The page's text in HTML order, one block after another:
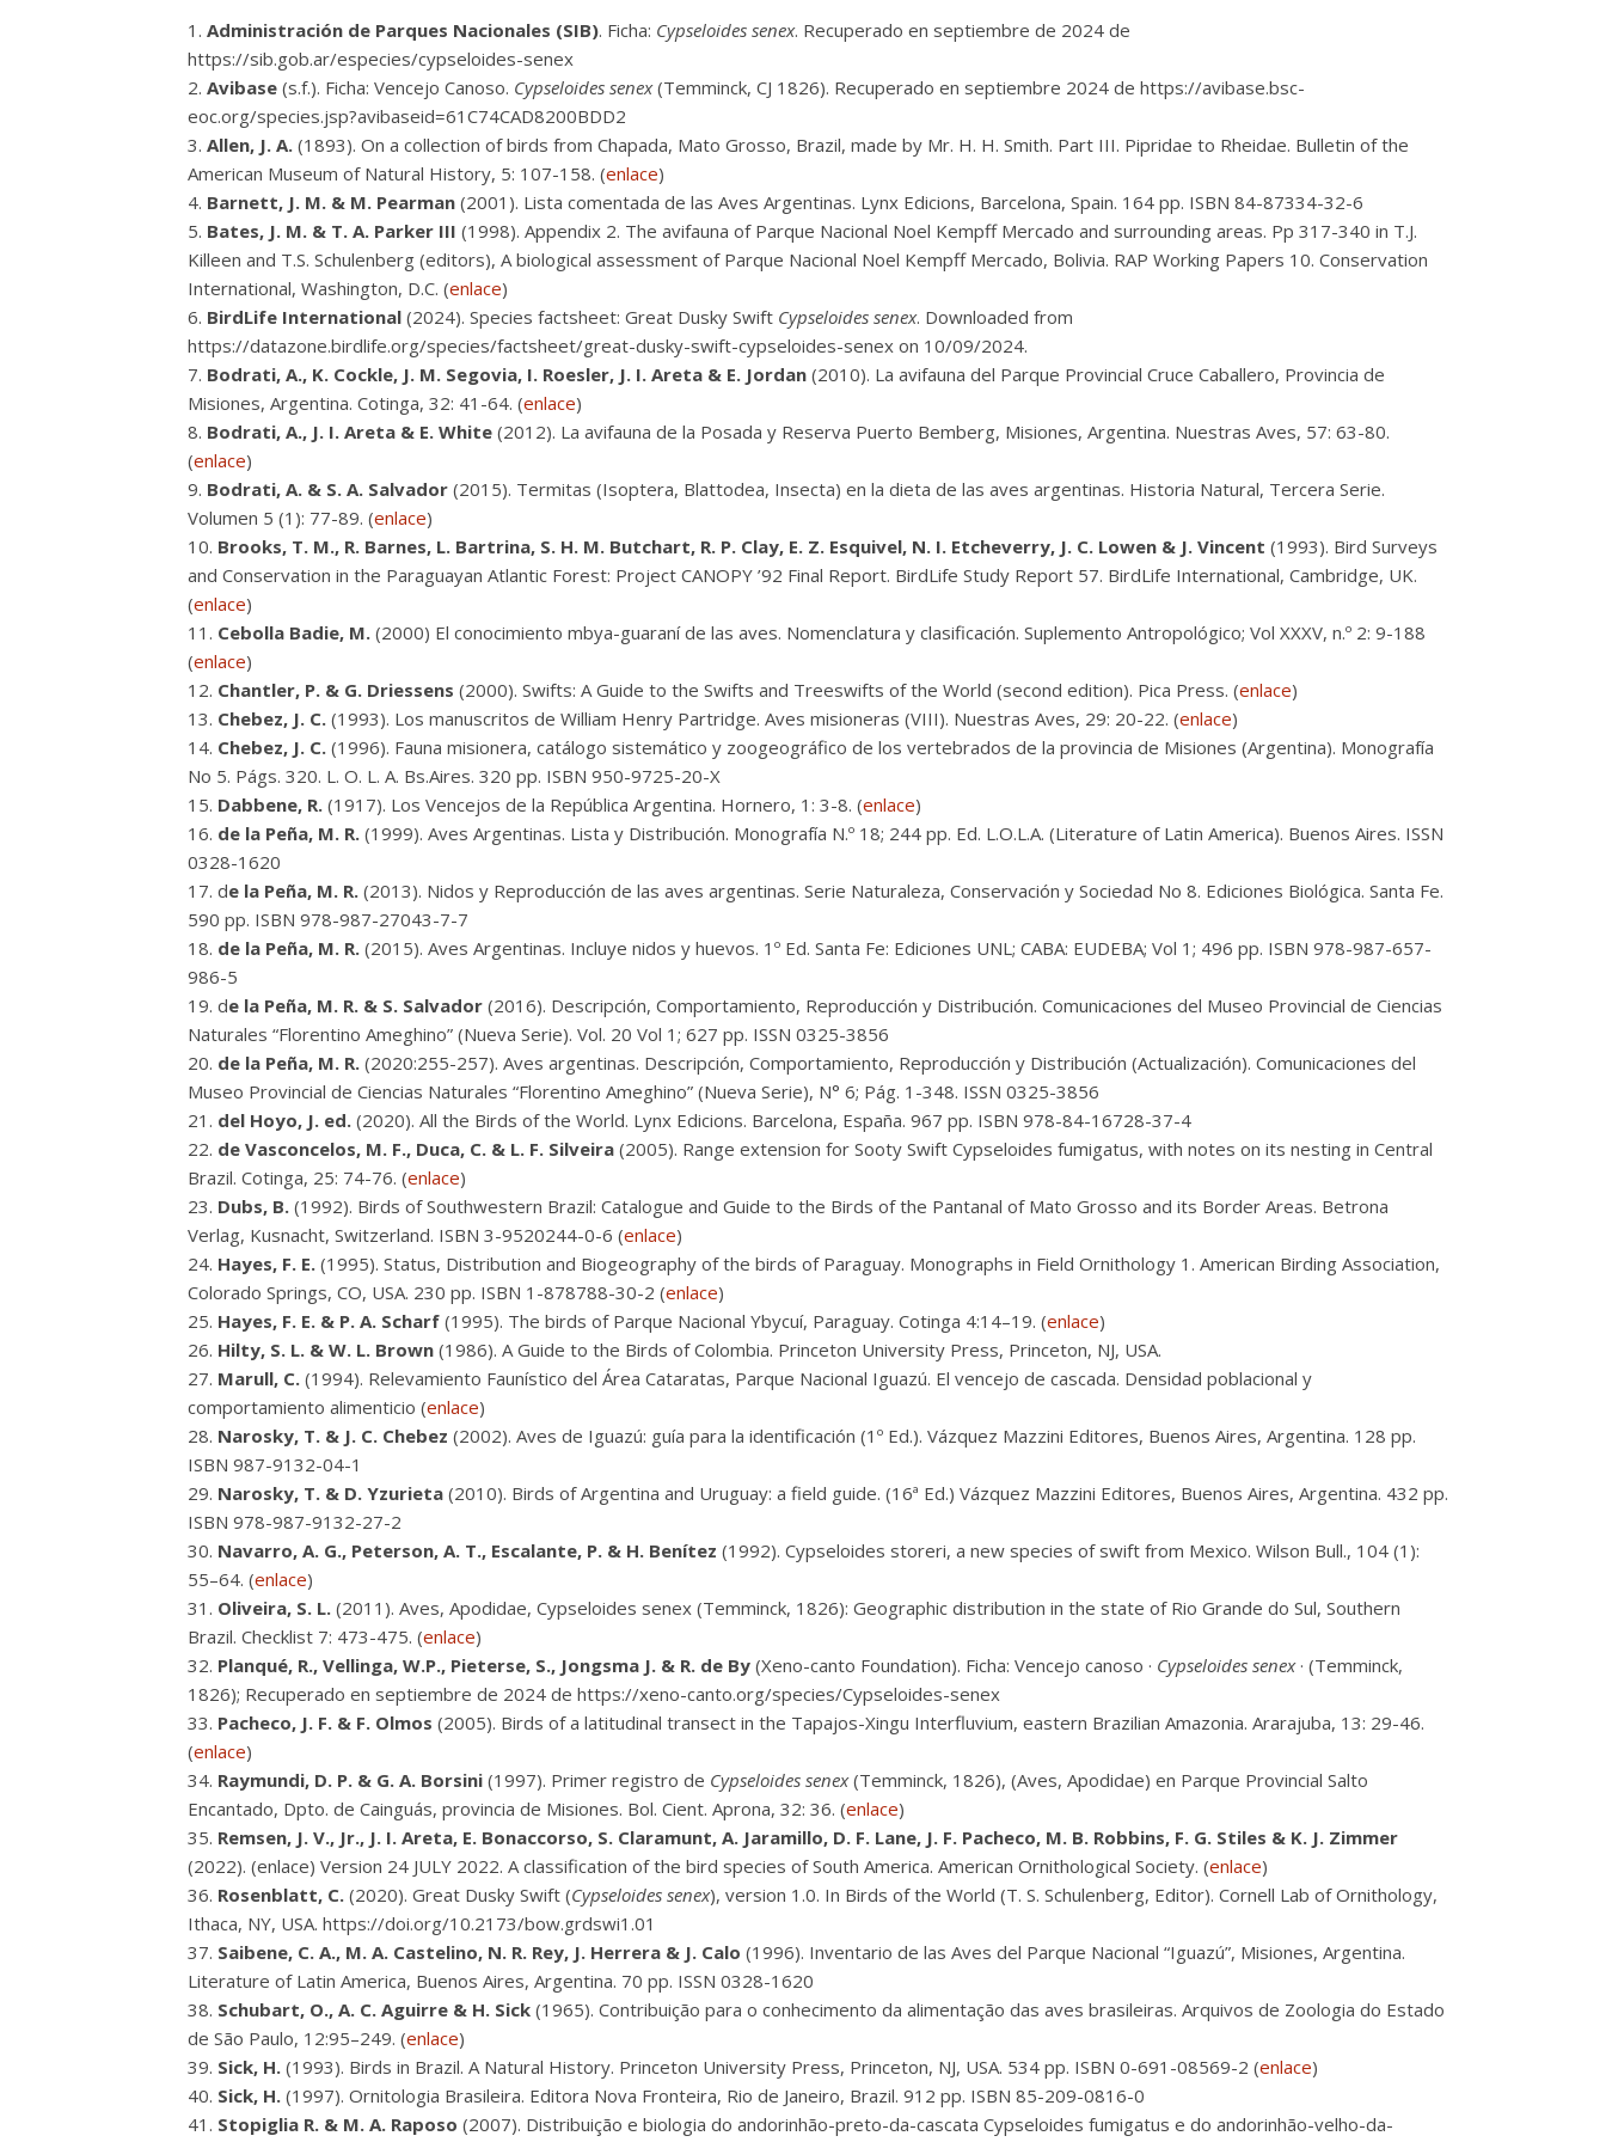
Administración de Parques Nacionales (SIB). Ficha: Cypseloides senex. Recuperado en septiembre de 2024 de
https://sib.gob.ar/especies/cypseloides-senex
Avibase (s.f.). Ficha: Vencejo Canoso. Cypseloides senex(Temminck, CJ 1826). Recuperado en septiembre 2024 de https://avibase.bsc-
eoc.org/species.jsp?avibaseid=61C74CAD8200BDD2
Allen, J. A. (1893). On a collection of birds from Chapada, Mato Grosso, Brazil, made by Mr. H. H. Smith. Part III. Pipridae to Rheidae. Bulletin of the
American Museum of Natural History, 5: 107-158. (enlace)
Barnett, J. M. & M. Pearman (2001). Lista comentada de las Aves Argentinas. Lynx Edicions, Barcelona, Spain. 164 pp. ISBN 84-87334-32-6
Bates, J. M. & T. A. Parker III (1998). Appendix 2. The avifauna of Parque Nacional Noel Kempff Mercado and surrounding areas. Pp 317-340 in T.J.
Killeen and T.S. Schulenberg (editors), A biological assessment of Parque Nacional Noel Kempff Mercado, Bolivia. RAP Working Papers 10. Conservation
International, Washington, D.C. (enlace)
BirdLife International (2024). Species factsheet: Great Dusky Swift Cypseloides senex. Downloaded from
https://datazone.birdlife.org/species/factsheet/great-dusky-swift-cypseloides-senex on 10/09/2024.
Bodrati, A., K. Cockle, J. M. Segovia, I. Roesler, J. I. Areta & E. Jordan (2010). La avifauna del Parque Provincial Cruce Caballero, Provincia de
Misiones, Argentina. Cotinga, 32: 41-64. (enlace)
Bodrati, A., J. I. Areta & E. White (2012). La avifauna de la Posada y Reserva Puerto Bemberg, Misiones, Argentina. Nuestras Aves, 57: 63-80.
(enlace)
Bodrati, A. & S. A. Salvador (2015). Termitas (Isoptera, Blattodea, Insecta) en la dieta de las aves argentinas. Historia Natural, Tercera Serie.
Volumen 5 (1): 77-89. (enlace)
Brooks, T. M., R. Barnes, L. Bartrina, S. H. M. Butchart, R. P. Clay, E. Z. Esquivel, N. I. Etcheverry, J. C. Lowen & J. Vincent (1993). Bird Surveys
and Conservation in the Paraguayan Atlantic Forest: Project CANOPY ’92 Final Report. BirdLife Study Report 57. BirdLife International, Cambridge, UK.
(enlace)
Cebolla Badie, M. (2000) El conocimiento mbya-guaraní de las aves. Nomenclatura y clasificación. Suplemento Antropológico; Vol XXXV, n.º 2: 9-188
(enlace)
Chantler, P. & G. Driessens (2000). Swifts: A Guide to the Swifts and Treeswifts of the World (second edition). Pica Press. (enlace)
Chebez, J. C. (1993). Los manuscritos de William Henry Partridge. Aves misioneras (VIII). Nuestras Aves, 29: 20-22. (enlace)
Chebez, J. C. (1996). Fauna misionera, catálogo sistemático y zoogeográfico de los vertebrados de la provincia de Misiones (Argentina). Monografía
No 5. Págs. 320. L. O. L. A. Bs.Aires. 320 pp. ISBN 950-9725-20-X
Dabbene, R. (1917). Los Vencejos de la República Argentina. Hornero, 1: 3-8. (enlace)
de la Peña, M. R. (1999). Aves Argentinas. Lista y Distribución. Monografía N.º 18; 244 pp. Ed. L.O.L.A. (Literature of Latin America). Buenos Aires. ISSN
0328-1620
de la Peña, M. R. (2013). Nidos y Reproducción de las aves argentinas. Serie Naturaleza, Conservación y Sociedad No 8. Ediciones Biológica. Santa Fe.
590 pp. ISBN 978-987-27043-7-7
de la Peña, M. R. (2015). Aves Argentinas. Incluye nidos y huevos. 1º Ed. Santa Fe: Ediciones UNL; CABA: EUDEBA; Vol 1; 496 pp. ISBN 978-987-657-
986-5
de la Peña, M. R. & S. Salvador (2016). Descripción, Comportamiento, Reproducción y Distribución. Comunicaciones del Museo Provincial de Ciencias
Naturales “Florentino Ameghino” (Nueva Serie). Vol. 20 Vol 1; 627 pp. ISSN 0325-3856
de la Peña, M. R. (2020:255-257). Aves argentinas. Descripción, Comportamiento, Reproducción y Distribución (Actualización). Comunicaciones del
Museo Provincial de Ciencias Naturales “Florentino Ameghino” (Nueva Serie), N° 6; Pág. 1-348. ISSN 0325-3856
del Hoyo, J. ed. (2020). All the Birds of the World. Lynx Edicions. Barcelona, España. 967 pp. ISBN 978-84-16728-37-4
de Vasconcelos, M. F., Duca, C. & L. F. Silveira (2005). Range extension for Sooty Swift Cypseloides fumigatus, with notes on its nesting in Central
Brazil. Cotinga, 25: 74-76. (enlace)
Dubs, B. (1992). Birds of Southwestern Brazil: Catalogue and Guide to the Birds of the Pantanal of Mato Grosso and its Border Areas. Betrona
Verlag, Kusnacht, Switzerland. ISBN 3-9520244-0-6 (enlace)
Hayes, F. E. (1995). Status, Distribution and Biogeography of the birds of Paraguay. Monographs in Field Ornithology 1. American Birding Association,
Colorado Springs, CO, USA. 230 pp. ISBN 1-878788-30-2 (enlace)
Hayes, F. E. & P. A. Scharf (1995). The birds of Parque Nacional Ybycuí, Paraguay. Cotinga 4:14–19. (enlace)
Hilty, S. L. & W. L. Brown (1986). A Guide to the Birds of Colombia. Princeton University Press, Princeton, NJ, USA.
Marull, C. (1994). Relevamiento Faunístico del Área Cataratas, Parque Nacional Iguazú. El vencejo de cascada. Densidad poblacional y
comportamiento alimenticio (enlace)
Narosky, T. & J. C. Chebez (2002). Aves de Iguazú: guía para la identificación (1º Ed.). Vázquez Mazzini Editores, Buenos Aires, Argentina. 128 pp.
ISBN 987-9132-04-1
Narosky, T. & D. Yzurieta (2010). Birds of Argentina and Uruguay: a field guide. (16ª Ed.) Vázquez Mazzini Editores, Buenos Aires, Argentina. 432 pp.
ISBN 978-987-9132-27-2
Navarro, A. G., Peterson, A. T., Escalante, P. & H. Benítez (1992). Cypseloides storeri, a new species of swift from Mexico. Wilson Bull., 104 (1):
55–64. (enlace)
Oliveira, S. L. (2011). Aves, Apodidae, Cypseloides senex (Temminck, 1826): Geographic distribution in the state of Rio Grande do Sul, Southern
Brazil. Checklist 7: 473-475. (enlace)
Planqué, R., Vellinga, W.P., Pieterse, S., Jongsma J. & R. de By (Xeno-canto Foundation). Ficha: Vencejo canoso · Cypseloides senex· (Temminck,
1826); Recuperado en septiembre de 2024 de https://xeno-canto.org/species/Cypseloides-senex
Pacheco, J. F. & F. Olmos (2005). Birds of a latitudinal transect in the Tapajos-Xingu Interfluvium, eastern Brazilian Amazonia. Ararajuba, 13: 29-46.
(enlace)
Raymundi, D. P. & G. A. Borsini (1997). Primer registro de Cypseloides senex(Temminck, 1826), (Aves, Apodidae) en Parque Provincial Salto
Encantado, Dpto. de Cainguás, provincia de Misiones. Bol. Cient. Aprona, 32: 36. (enlace)
Remsen, J. V., Jr., J. I. Areta, E. Bonaccorso, S. Claramunt, A. Jaramillo, D. F. Lane, J. F. Pacheco, M. B. Robbins, F. G. Stiles & K. J. Zimmer
(2022). (enlace) Version 24 JULY 2022. A classification of the bird species of South America. American Ornithological Society. (enlace)
Rosenblatt, C. (2020). Great Dusky Swift (Cypseloides senex), version 1.0. In Birds of the World (T. S. Schulenberg, Editor). Cornell Lab of Ornithology,
Ithaca, NY, USA. https://doi.org/10.2173/bow.grdswi1.01
Saibene, C. A., M. A. Castelino, N. R. Rey, J. Herrera & J. Calo (1996). Inventario de las Aves del Parque Nacional “Iguazú”, Misiones, Argentina.
Literature of Latin America, Buenos Aires, Argentina. 70 pp. ISSN 0328-1620
Schubart, O., A. C. Aguirre & H. Sick (1965). Contribuição para o conhecimento da alimentação das aves brasileiras. Arquivos de Zoologia do Estado
de São Paulo, 12:95–249. (enlace)
Sick, H. (1993). Birds in Brazil. A Natural History. Princeton University Press, Princeton, NJ, USA. 534 pp. ISBN 0-691-08569-2 (enlace)
Sick, H. (1997). Ornitologia Brasileira. Editora Nova Fronteira, Rio de Janeiro, Brazil. 912 pp. ISBN 85-209-0816-0
Stopiglia R. & M. A. Raposo (2007). Distribuição e biologia do andorinhão-preto-da-cascata Cypseloides fumigatus e do andorinhão-velho-da-